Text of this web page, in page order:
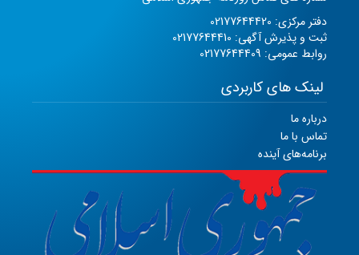
دفتر مرکزی: 02177644420
ثبت و پذیرش آگهی: 02177644410
روابط عمومی: 02177644409
لینک های کاربردی
درباره ما
تماس با ما
برنامه‌های آینده